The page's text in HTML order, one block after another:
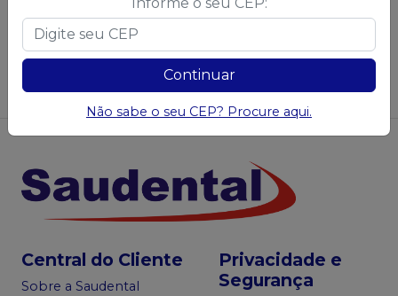
Não achou algum produto? Sugira para a
Saudental
Central do Cliente
Sobre a Saudental
Privacidade e
Segurança
Continuar
Não sabe o seu CEP? Procure aqui.